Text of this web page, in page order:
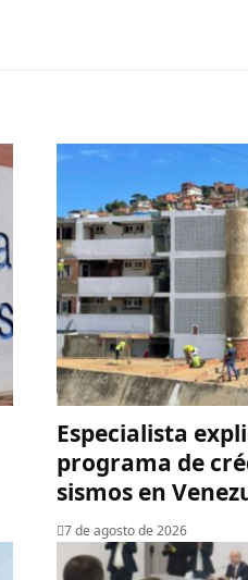
Especialista
programa de
sismos en
7 de agosto de 2026